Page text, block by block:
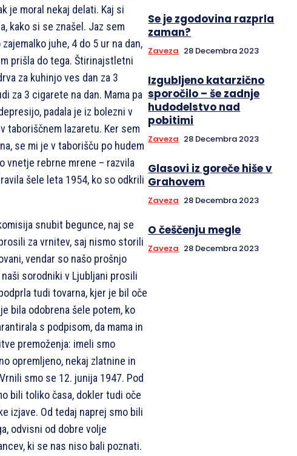
je moral nekaj delati. Kaj si
kako si se znašel. Jaz sem
juhe, 4 do 5 ur na dan,
prišla do tega. Štirinajstletni
za kuhinjo ves dan za 3
za 3 cigarete na dan. Mama pa
padala je iz bolezni v
taboriščnem lazaretu. Ker sem
se mi je v taborišču po hudem
vnetje rebrne mrene – razvila
šele leta 1954, ko so odkrili
snubit begunce, naj se
za vrnitev, saj nismo storili
vendar so našo prošnjo
sorodniki v Ljubljani prosili
tudi tovarna, kjer je bil oče
bila odobrena šele potem, ko
s podpisom, da mama in
premoženja: imeli smo
opremljeno, nekaj zlatnine in
smo se 12. junija 1947. Pod
bili toliko časa, dokler tudi oče
izjave. Od tedaj naprej smo bili
odvisni od dobre volje
ki se nas niso bali poznati.
Se je zgodovina razprla
zaman?
Zaveza 28 Decembra 2023
Izgubljeno katarzično
sporočilo – še zadnje
hudodelstvo nad
pobitimi
Zaveza 28 Decembra 2023
Glasovi iz goreče hiše v
Grahovem
Zaveza 28 Decembra 2023
O češčenju megle
Zaveza 28 Decembra 2023